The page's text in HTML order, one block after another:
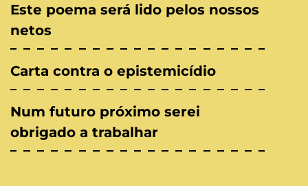
Este poema será lido pelos nossos
netos
Carta contra o epistemicídio
Num futuro próximo serei
obrigado a trabalhar